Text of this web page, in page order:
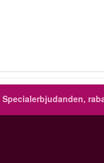
Specialerbjudanden,